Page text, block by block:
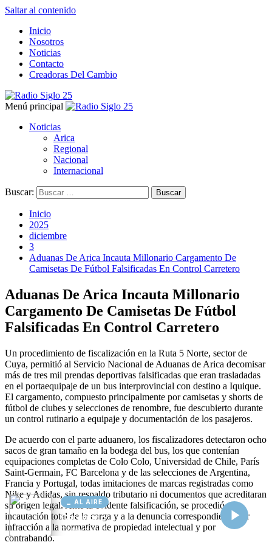
AL AIRE
Cargando...
Conectando...